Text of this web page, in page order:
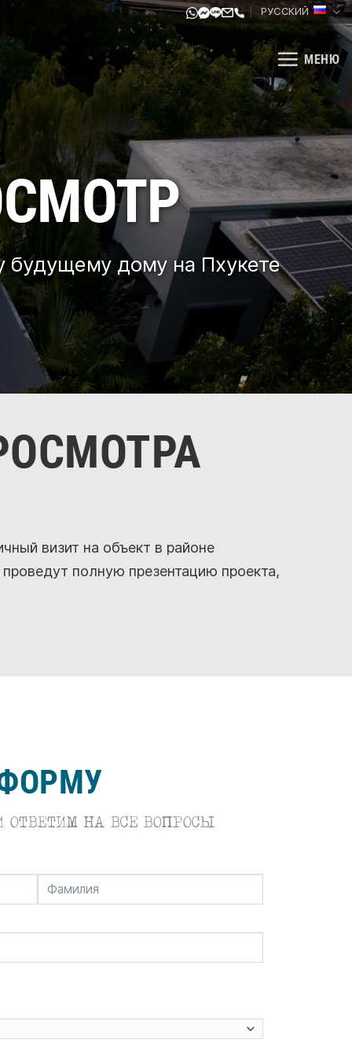
РУССКИЙ
МЕНЮ
будущему дому на Пхукете
визит на объект в районе
полную презентацию проекта,
НА ВСЕ ВОПРОСЫ